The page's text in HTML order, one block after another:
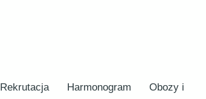
Rekrutacja Harmonogram
Obozy i